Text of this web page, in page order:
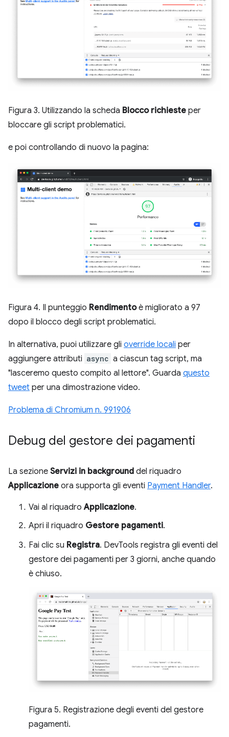
Figura 3. Utilizzando la scheda Blocco richieste per
bloccare gli script problematici.
e poi controllando di nuovo la pagina:
Figura 4. Il punteggio Rendimentoè migliorato a 97
dopo il blocco degli script problematici.
In alternativa, puoi utilizzare gli override locali per
aggiungere attributi async a ciascun tag script, ma
"lasceremo questo compito al lettore". Guarda questo
tweet per una dimostrazione video.
Problema di Chromium n. 991906
Debug del gestore dei pagamenti
La sezione Servizi in background del riquadro
Applicazione ora supporta gli eventi Payment Handler.
Vai al riquadroApplicazione.
Apri il riquadro Gestore pagamenti.
Fai clic su Registra. DevTools registra gli eventi del
gestore dei pagamenti per 3 giorni, anche quando
è chiuso.
Figura 5. Registrazione degli eventi del gestore
pagamenti.